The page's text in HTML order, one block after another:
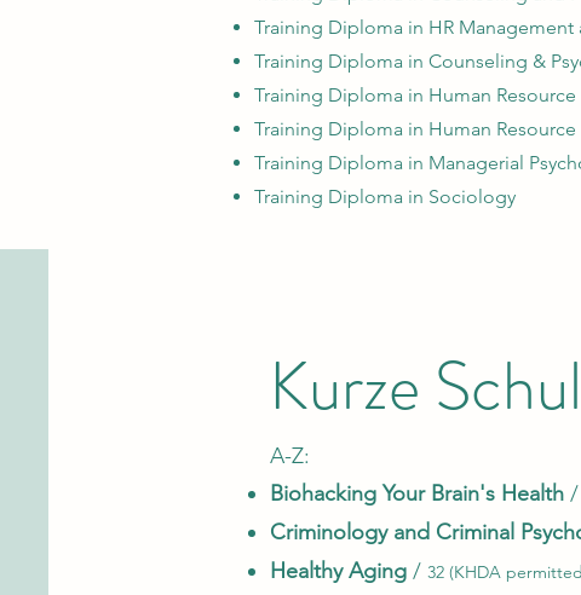
Training Diploma in HR Management
Training Diploma in Counseling &
Training Diploma in Human
Training Diploma in Human
Training Diploma in Managerial
Training Diploma in Sociology
Kurze
A-Z:​
Biohacking Your Brain's Health /
Criminology and Criminal
Healthy Aging / 32 (KHDA